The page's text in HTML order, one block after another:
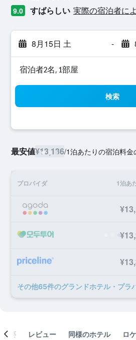
9.0 すばらしい 実際の宿泊者に
8月15日 土 -
宿泊者2名, 1​部屋
検索
最安値¥13,136/1泊あたりの宿泊料金
プロバイダ 1泊あ
概要 レビュー 同様のホテル ロ